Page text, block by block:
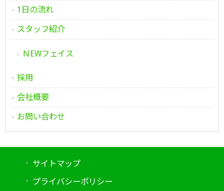
1日の流れ
スタッフ紹介
ＮEWフェイス
採用
会社概要
お問い合わせ
サイトマップ
プライバシーポリシー